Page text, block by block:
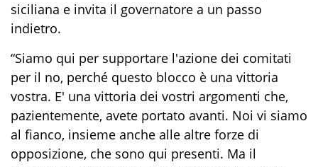
siciliana e invita il governatore a un passo
indietro.
“Siamo qui per supportare l'azione dei comitati
per il no, perché questo blocco è una vittoria
vostra. E' una vittoria dei vostri argomenti che,
pazientemente, avete portato avanti. Noi vi siamo
al fianco, insieme anche alle altre forze di
opposizione, che sono qui presenti. Ma il